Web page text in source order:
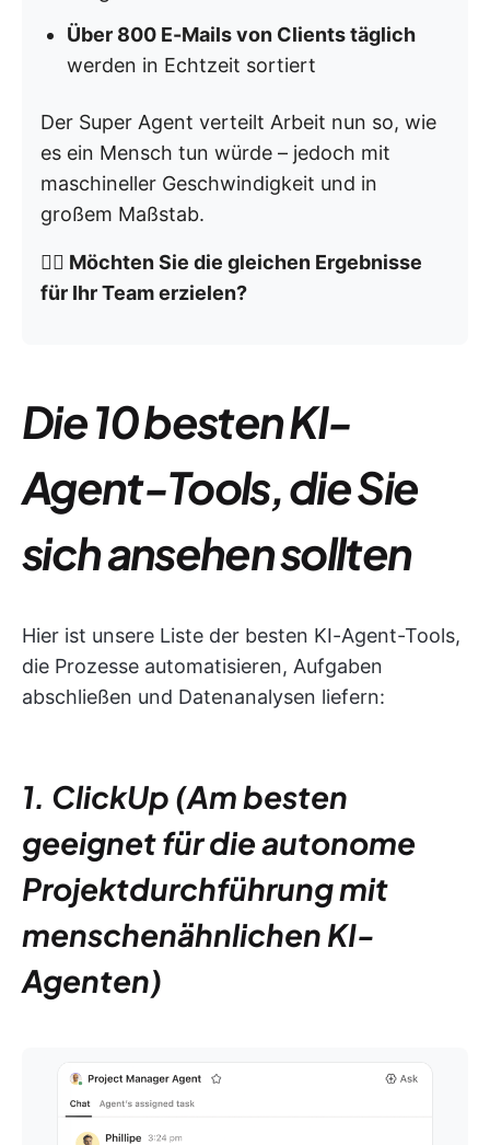
Über 800 E-Mails von Clients täglich
werden in Echtzeit sortiert
Der Super Agent verteilt Arbeit nun so, wie
es ein Mensch tun würde – jedoch mit
maschineller Geschwindigkeit und in
großem Maßstab.
👉🏼 Möchten Sie die gleichen Ergebnisse
für Ihr Team erzielen?
Die 10 besten KI-
Agent-Tools, die Sie
sich ansehen sollten
Hier ist unsere Liste der besten KI-Agent-Tools,
die Prozesse automatisieren, Aufgaben
abschließen und Datenanalysen liefern:
1. ClickUp (Am besten
geeignet für die autonome
Projektdurchführung mit
menschenähnlichen KI-
Agenten)